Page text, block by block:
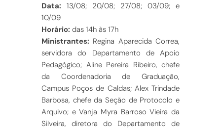
Data: 13/08; 20/08; 27/08; 03/09; e
10/09
Horário: das 14h às 17h
Ministrantes: Regina Aparecida Correa,
servidora do Departamento de Apoio
Pedagógico; Aline Pereira Ribeiro, chefe
da Coordenadoria de Graduação,
Campus Poços de Caldas; Alex Trindade
Barbosa, chefe da Seção de Protocolo e
Arquivo; e Vanja Myra Barroso Vieira da
Silveira, diretora do Departamento de